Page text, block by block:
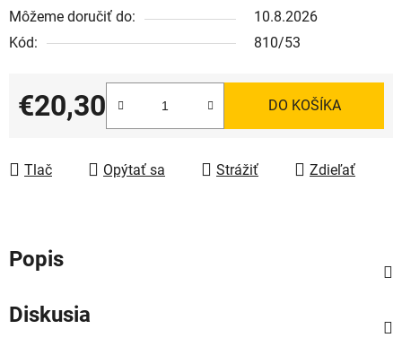
Môžeme doručiť do:
10.8.2026
Kód:
810/53
€20,30
Jednotková cena:
DO KOŠÍKA
Tlač Opýtať sa Strážiť Zdieľať
Popis
Diskusia